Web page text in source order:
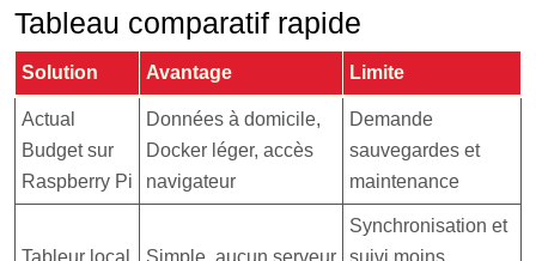
Tableau comparatif rapide
Solution Avantage Limite
Actual
Budget sur
Raspberry Pi
Données à domicile,
Docker léger, accès
navigateur
Demande
sauvegardes et
maintenance
Synchronisation et